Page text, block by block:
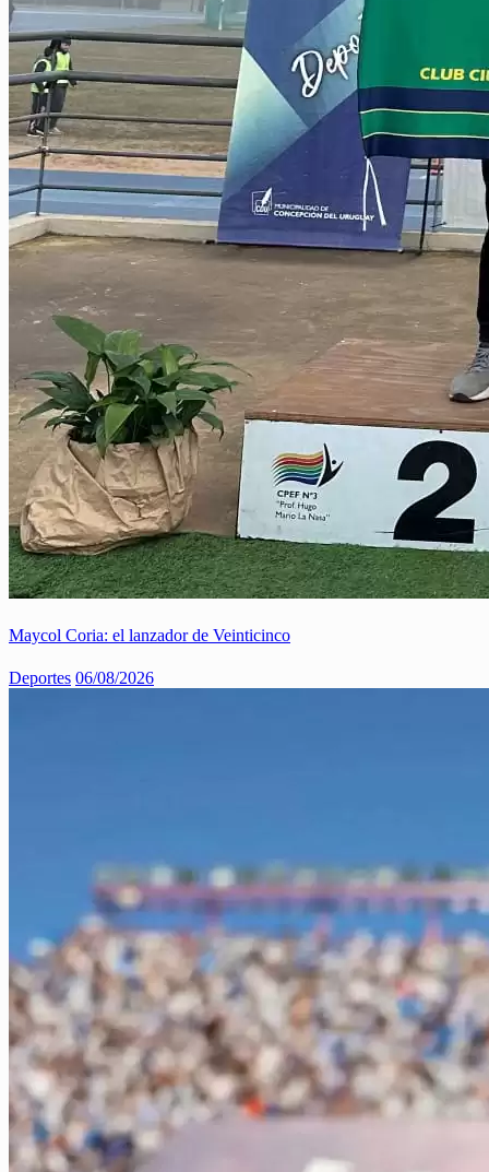
Maycol Coria: el lanzador de Veinticinco
Deportes 06/08/2026